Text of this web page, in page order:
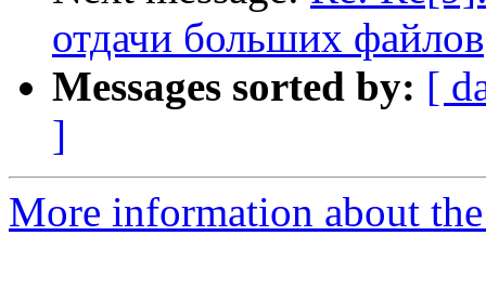
отдачи больших файлов
Messages sorted by: [
]
More information about